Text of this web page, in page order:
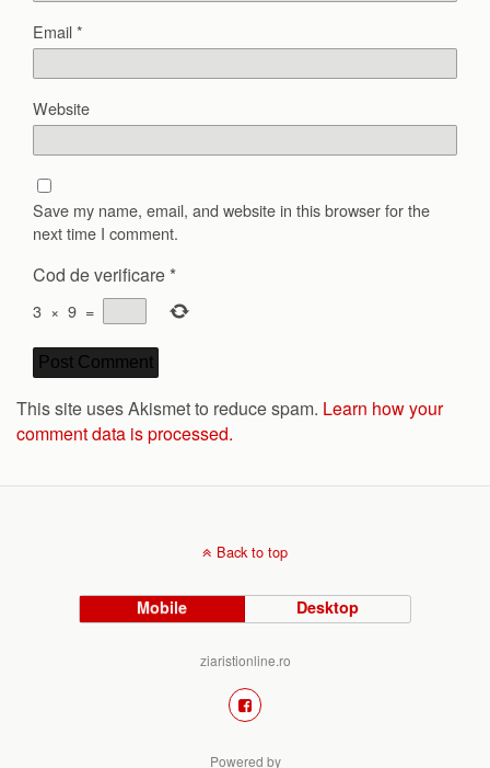
Email*
Website
Save my name, email, and website in this browser for the
next time I comment.
Cod de verificare *
3 × 9 =
This site uses Akismet to reduce spam. Learn how your
comment data is processed.
Back to top
Mobile Desktop
ziaristionline.ro
Powered by